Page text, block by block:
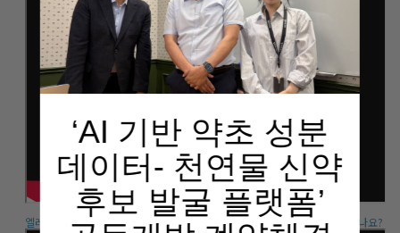
엘레오틴 강의 - 근육 부자가 진짜 부자! 그런데 어떤 근육을 어떻게 키워야 하나요?
‘AI 기반 약초 성분
데이터- 천연물 신약
후보 발굴 플랫폼’